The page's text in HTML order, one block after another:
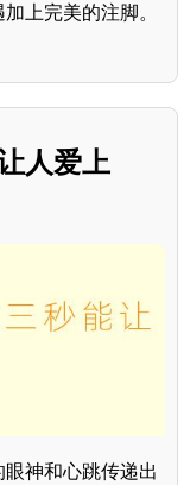
上完美的注脚。
人爱上
神和心跳传递出